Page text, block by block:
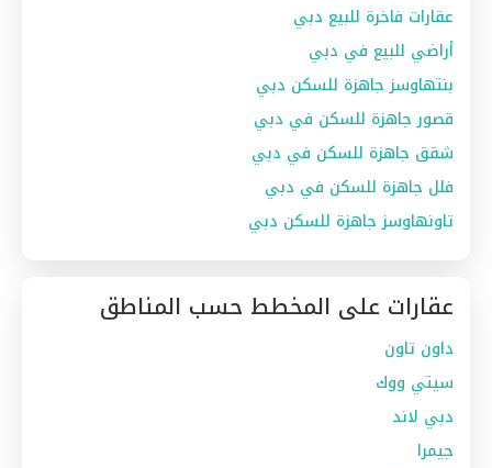
عقارات فاخرة للبيع دبي
أراضي للبيع في دبي
بنتهاوسز جاهزة للسكن دبي
قصور جاهزة للسكن في دبي
شقق جاهزة للسكن في دبي
فلل جاهزة للسكن في دبي
تاونهاوسز جاهزة للسكن دبي
عقارات على المخطط حسب المناطق
داون تاون
سيتي ووك
دبي لاند
جيمرا